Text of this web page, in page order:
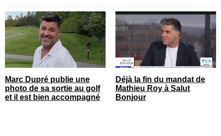
Marc Dupré publie une
photo de sa sortie au golf
et il est bien accompagné
Déjà la fin du mandat de
Mathieu Roy à Salut
Bonjour